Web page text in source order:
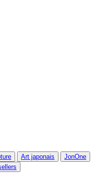
Art japonais
JonOne